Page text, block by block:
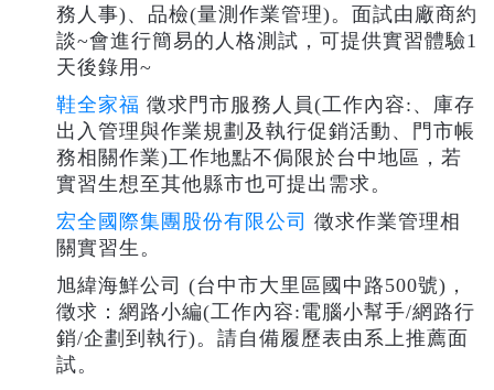
務人事)、品檢(量測作業管理)。面試由廠商約
談~會進行簡易的人格測試，可提供實習體驗1
天後錄用~
鞋全家福 徵求門市服務人員(工作內容:、庫存
出入管理與作業規劃及執行促銷活動、門市帳
務相關作業)工作地點不侷限於台中地區，若
實習生想至其他縣市也可提出需求。
宏全國際集團股份有限公司 徵求作業管理相
關實習生。
旭緯海鮮公司 (台中市大里區國中路500號)，
徵求：網路小編(工作內容:電腦小幫手/網路行
銷/企劃到執行)。請自備履歷表由系上推薦面
試。